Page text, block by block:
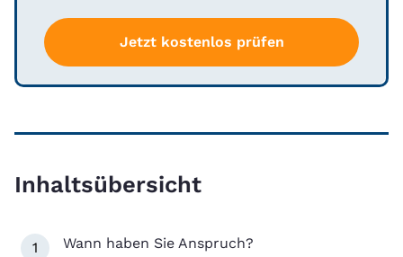
Jetzt kostenlos prüfen
Inhaltsübersicht
1 Wann haben Sie Anspruch?